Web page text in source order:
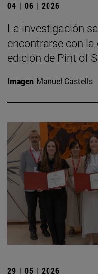
04 | 06 | 2026
La investigación
encontrarse con
edición de Pint of
Imagen Manuel Castells
29 | 05 | 2026